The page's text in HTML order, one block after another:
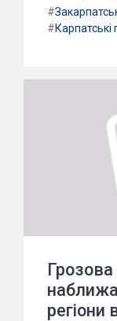
#
#Карпатські
регіони